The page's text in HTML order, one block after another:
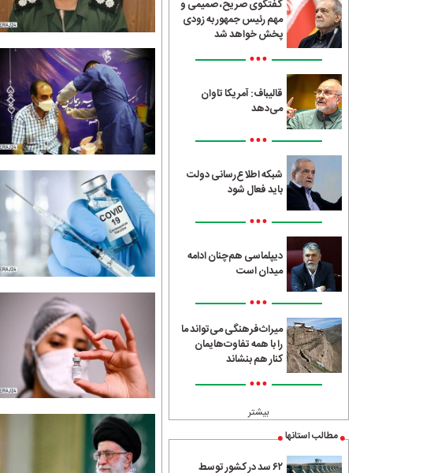
گفتگوی صریح، صمیمی و
مهم رئیس جمهور به زودی
پخش خواهد شد
•••
قالیباف: آمریکا تاوان
می‌دهد
•••
شبکه اطلاع‌رسانی دولت
باید فعال شود
•••
دیپلماسی هم‌چنان ادامه
میدان است
•••
میراث‌فرهنگی می‌تواند ما
را با همه تفاوت‌هایمان
کنار هم بنشاند
•••
بیشتر
مطالب استانها
۶۲ سد در کشور توسط